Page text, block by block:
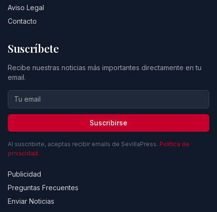
Aviso Legal
Contacto
Suscríbete
Recibe nuestras noticias más importantes directamente en tu
email.
Suscribirse
Al suscribirte, aceptas recibir emails de SevillaPress. Política de
privacidad
Publicidad
Preguntas Frecuentes
Enviar Noticias